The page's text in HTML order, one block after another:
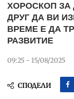
ХОРОСКОП ЗА
ДРУГ ДА ВИ
ВРЕМЕ Е ДА
РАЗВИТИЕ
09:25 - 15/08/2025
СПОДЕЛИ